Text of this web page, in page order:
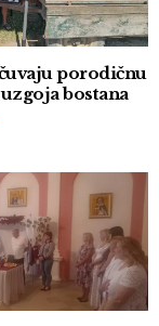
porodičnu
bostana